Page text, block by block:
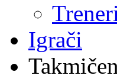
Igrači